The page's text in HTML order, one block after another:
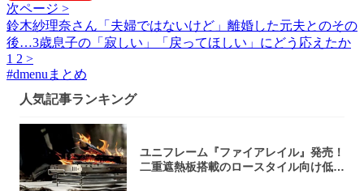
次ページ >
鈴木紗理奈さん「夫婦ではないけど」離婚した元夫とのその
後…3歳息子の「寂しい」「戻ってほしい」にどう応えたか
1 2 >
#dmenuまとめ
人気記事ランキング
ユニフレーム『ファイアレイル』発売！
二重遮熱板搭載のロースタイル向け低型